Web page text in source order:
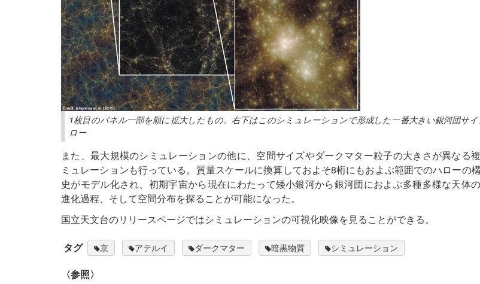
1枚目のパネル一部を順に拡大したもの。右下はこのシミュレーションで形成した一番大きい銀河団サ
ロー
また、最大規模のシミュレーションの他に、空間サイズやダークマター粒子の大きさが異なる
ミュレーションも行っている。質量スケールに換算しておよそ8桁にもおよぶ範囲でのハローの
史がモデル化され、初期宇宙から現在にわたって矮小銀河から銀河団におよぶ多種多様な天体の
進化過程、そして空間分布を探ることが可能になった。
国立天文台のリリースページではシミュレーションの可視化映像を見ることができる。
タグ 京 アテルイ ダークマター 暗黒物質 シミュレーション
〈参照〉